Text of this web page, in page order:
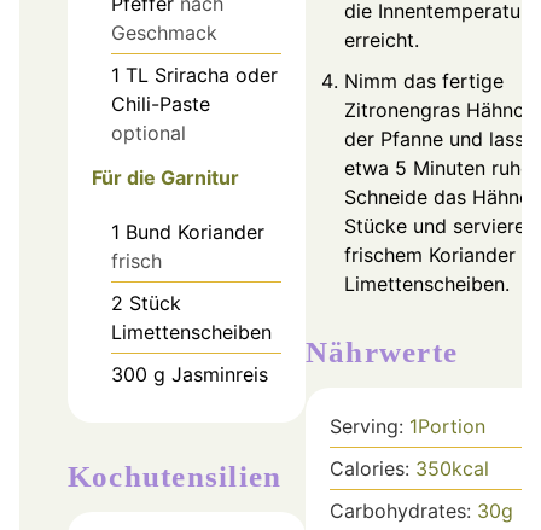
Geschmack
1 TL Sriracha oder
Chili-Paste
optional
Für die Garnitur
1 Bund Koriander
frisch
2 Stück
Limettenscheiben
300 g Jasminreis
Kochutensilien
die Innentemperatur
erreicht.
Nimm das fertige
Zitronengras
der Pfanne und
etwa 5 Minuten
Schneide das
Stücke und serviere
frischem Koriander
Limettenscheiben.
Nährwerte
Serving: 1Portion
Calories: 350kcal
Carbohydrates: 30g